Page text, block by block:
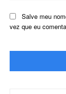
Salve meu
vez que eu